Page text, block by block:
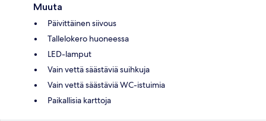
Muuta
Päivittäinen siivous
Tallelokero huoneessa
LED-lamput
Vain vettä säästäviä suihkuja
Vain vettä säästäviä WC-istuimia
Paikallisia karttoja